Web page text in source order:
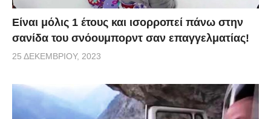
Είναι μόλις 1 έτους και ισορροπεί πάνω στην
σανίδα του σνόουμπορντ σαν επαγγελματίας!
25 ΔΕΚΕΜΒΡΊΟΥ, 2023